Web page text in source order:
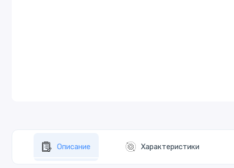
Описание Характеристики